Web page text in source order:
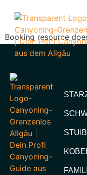
Booking resource